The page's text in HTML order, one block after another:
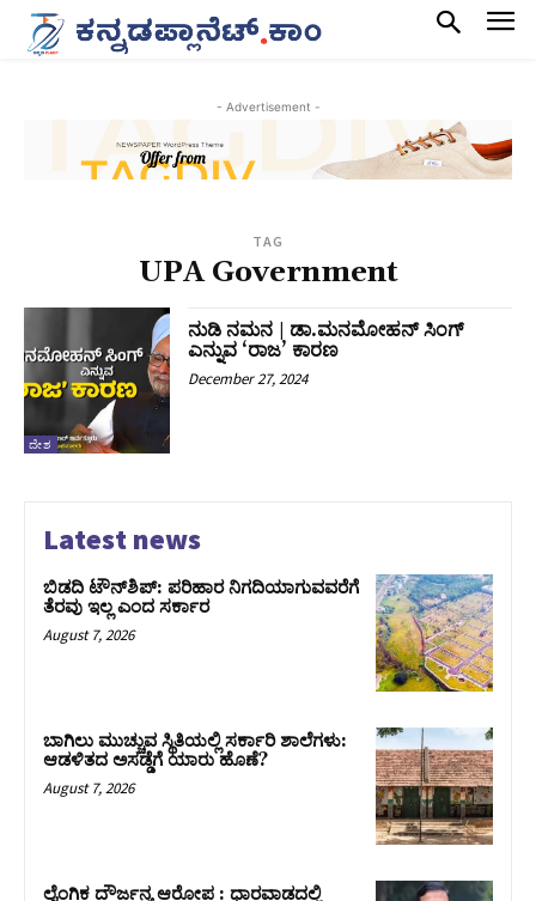
- Advertisement -
TAG
UPA Government
ದೇಶ
ನುಡಿ ನಮನ | ಡಾ.ಮನಮೋಹನ್ ಸಿಂಗ್
ಎನ್ನುವ ‘ರಾಜ’ ಕಾರಣ
December 27, 2024
Latest news
ಬಿಡದಿ ಟೌನ್‌ಶಿಪ್‌: ಪರಿಹಾರ ನಿಗದಿಯಾಗುವವರೆಗೆ
ತೆರವು ಇಲ್ಲ ಎಂದ ಸರ್ಕಾರ
August 7, 2026
ಬಾಗಿಲು ಮುಚ್ಚುವ ಸ್ಥಿತಿಯಲ್ಲಿ ಸರ್ಕಾರಿ ಶಾಲೆಗಳು:
ಆಡಳಿತದ ಅಸಡ್ಡೆಗೆ ಯಾರು ಹೊಣೆ?
August 7, 2026
ಲೈಂಗಿಕ ದೌರ್ಜನ್ಯ ಆರೋಪ : ಧಾರವಾಡದಲ್ಲಿ